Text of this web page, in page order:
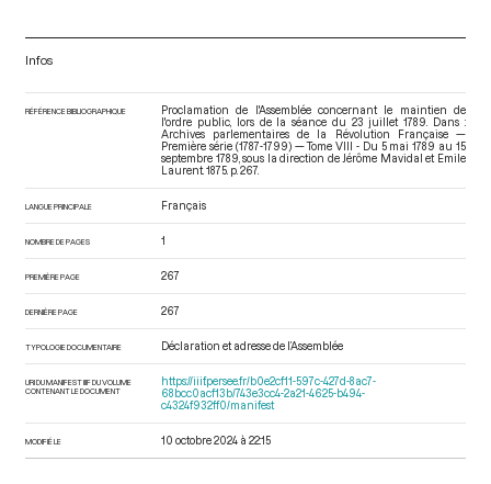
Infos
RÉFÉRENCE BIBLIOGRAPHIQUE
Proclamation de l'Assemblée concernant le maintien de
l'ordre public, lors de la séance du 23 juillet 1789. Dans :
Archives parlementaires de la Révolution Française —
Première série (1787-1799) — Tome VIII - Du 5 mai 1789 au 15
septembre 1789 , sous la direction de Jérôme Mavidal et Emile
Laurent. 1875. p. 267.
LANGUE PRINCIPALE Français
NOMBRE DE PAGES 1
PREMIÈRE PAGE 267
DERNIÈRE PAGE 267
TYPOLOGIE DOCUMENTAIRE Déclaration et adresse de l’Assemblée
URI DU MANIFEST IIIF DU VOLUME
CONTENANT LE DOCUMENT
https://iiif.persee.fr/b0e2cf11-597c-427d-8ac7-
68bcc0acf13b/743e3cc4-2a21-4625-b494-
c4324f932ff0/manifest
MODIFIÉ LE 10 octobre 2024 à 22:15